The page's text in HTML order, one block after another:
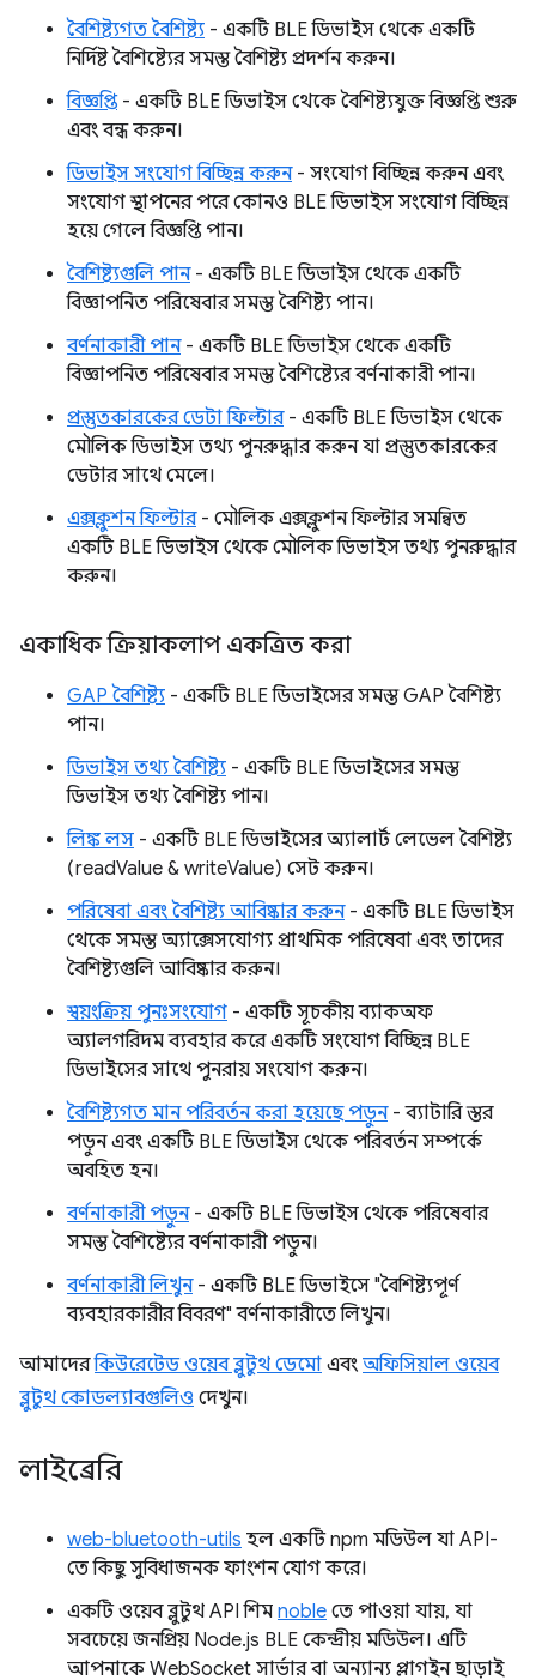
বৈশিষ্ট্যগত বৈশিষ্ট্য - একটি BLE ডিভাইস থেকে একটি
নির্দিষ্ট বৈশিষ্ট্যের সমস্ত বৈশিষ্ট্য প্রদর্শন করুন।
বিজ্ঞপ্তি- একটি BLE ডিভাইস থেকে বৈশিষ্ট্যযুক্ত বিজ্ঞপ্তি শুরু
এবং বন্ধ করুন।
ডিভাইস সংযোগ বিচ্ছিন্ন করুন- সংযোগ বিচ্ছিন্ন করুন এবং
সংযোগ স্থাপনের পরে কোনও BLE ডিভাইস সংযোগ বিচ্ছিন্ন
হয়ে গেলে বিজ্ঞপ্তি পান।
বৈশিষ্ট্যগুলি পান- একটি BLE ডিভাইস থেকে একটি
বিজ্ঞাপনিত পরিষেবার সমস্ত বৈশিষ্ট্য পান।
বর্ণনাকারী পান- একটি BLE ডিভাইস থেকে একটি
বিজ্ঞাপনিত পরিষেবার সমস্ত বৈশিষ্ট্যের বর্ণনাকারী পান।
প্রস্তুতকারকের ডেটা ফিল্টার- একটি BLE ডিভাইস থেকে
মৌলিক ডিভাইস তথ্য পুনরুদ্ধার করুন যা প্রস্তুতকারকের
ডেটার সাথে মেলে।
এক্সক্লুশন ফিল্টার- মৌলিক এক্সক্লুশন ফিল্টার সমন্বিত
একটি BLE ডিভাইস থেকে মৌলিক ডিভাইস তথ্য পুনরুদ্ধার
করুন।
একাধিক ক্রিয়াকলাপ একত্রিত করা
GAP বৈশিষ্ট্য - একটি BLE ডিভাইসের সমস্ত GAP বৈশিষ্ট্য
পান।
ডিভাইস তথ্য বৈশিষ্ট্য - একটি BLE ডিভাইসের সমস্ত
ডিভাইস তথ্য বৈশিষ্ট্য পান।
লিঙ্ক লস - একটি BLE ডিভাইসের অ্যালার্ট লেভেল বৈশিষ্ট্য
(readValue & writeValue) সেট করুন।
পরিষেবা এবং বৈশিষ্ট্য আবিষ্কার করুন- একটি BLE ডিভাইস
থেকে সমস্ত অ্যাক্সেসযোগ্য প্রাথমিক পরিষেবা এবং তাদের
বৈশিষ্ট্যগুলি আবিষ্কার করুন।
স্বয়ংক্রিয় পুনঃসংযোগ - একটি সূচকীয় ব্যাকঅফ
অ্যালগরিদম ব্যবহার করে একটি সংযোগ বিচ্ছিন্ন BLE
ডিভাইসের সাথে পুনরায় সংযোগ করুন।
বৈশিষ্ট্যগত মান পরিবর্তন করা হয়েছে পড়ুন- ব্যাটারি স্তর
পড়ুন এবং একটি BLE ডিভাইস থেকে পরিবর্তন সম্পর্কে
অবহিত হন।
বর্ণনাকারী পড়ুন- একটি BLE ডিভাইস থেকে পরিষেবার
সমস্ত বৈশিষ্ট্যের বর্ণনাকারী পড়ুন।
বর্ণনাকারী লিখুন- একটি BLE ডিভাইসে "বৈশিষ্ট্যপূর্ণ
ব্যবহারকারীর বিবরণ" বর্ণনাকারীতে লিখুন।
আমাদেরকিউরেটেড ওয়েব ব্লুটুথ ডেমো এবং অফিসিয়াল ওয়েব
ব্লুটুথ কোডল্যাবগুলিও দেখুন।
লাইব্রেরি
web-bluetooth-utils হল একটি npm মডিউল যা API-
তে কিছু সুবিধাজনক ফাংশন যোগ করে।
একটি ওয়েব ব্লুটুথ API শিম noble তে পাওয়া যায়, যা
সবচেয়ে জনপ্রিয় Node.js BLE কেন্দ্রীয় মডিউল। এটি
আপনাকে WebSocket সার্ভার বা অন্যান্য প্লাগইন ছাড়াই